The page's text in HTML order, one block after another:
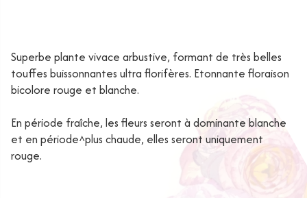
Superbe plante vivace arbustive, formant de très belles
touffes buissonnantes ultra florifères. Etonnante floraison
bicolore rouge et blanche.
En période fraîche, les fleurs seront à dominante blanche
et en période^plus chaude, elles seront uniquement
rouge.